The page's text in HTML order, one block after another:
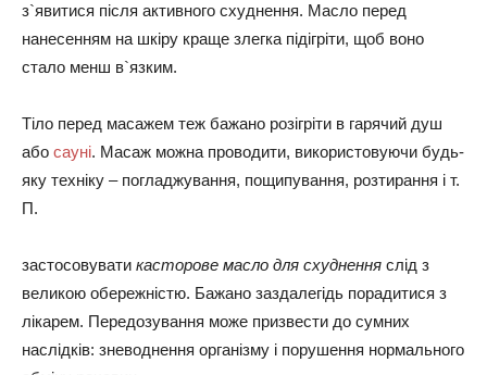
з`явитися після активного схуднення. Масло перед
нанесенням на шкіру краще злегка підігріти, щоб воно
стало менш в`язким.
Тіло перед масажем теж бажано розігріти в гарячий душ
або сауні. Масаж можна проводити, використовуючи будь-
яку техніку – погладжування, пощипування, розтирання і т.
П.
застосовувати касторове масло для схуднення слід з
великою обережністю. Бажано заздалегідь порадитися з
лікарем. Передозування може призвести до сумних
наслідків: зневоднення організму і порушення нормального